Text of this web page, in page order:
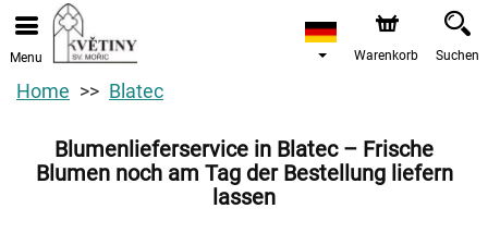
Menu Warenkorb Suchen
Home Blatec
Blumenlieferservice in Blatec – Frische
Blumen noch am Tag der Bestellung liefern
lassen